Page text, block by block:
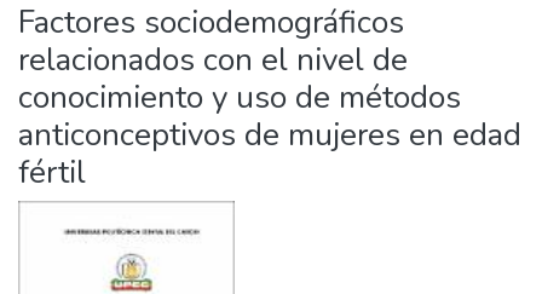
Estadísticas Externas
Factores sociodemográficos
relacionados con el nivel de
conocimiento y uso de métodos
anticonceptivos de mujeres en edad
fértil